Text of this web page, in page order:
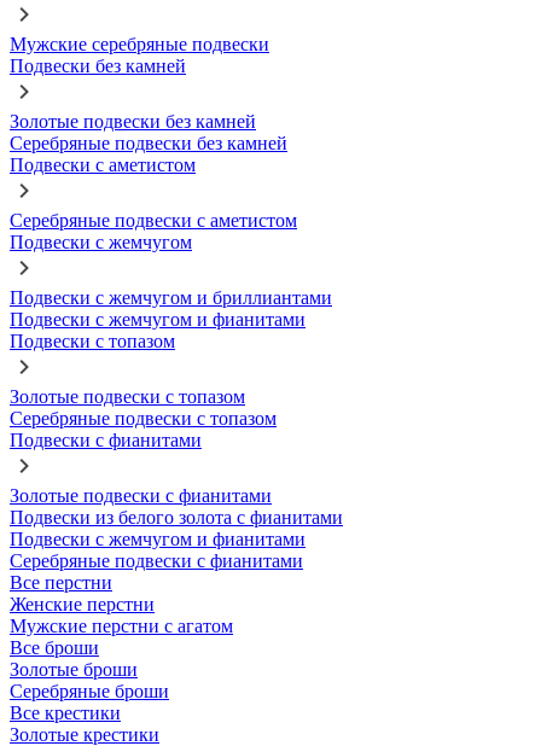
Мужские серебряные подвески
Подвески без камней
Золотые подвески без камней
Серебряные подвески без камней
Подвески с аметистом
Серебряные подвески с аметистом
Подвески с жемчугом
Подвески с жемчугом и бриллиантами
Подвески с жемчугом и фианитами
Подвески с топазом
Золотые подвески с топазом
Серебряные подвески с топазом
Подвески с фианитами
Золотые подвески с фианитами
Подвески из белого золота с фианитами
Подвески с жемчугом и фианитами
Серебряные подвески с фианитами
Все перстни
Женские перстни
Мужские перстни с агатом
Все броши
Золотые броши
Серебряные броши
Все крестики
Золотые крестики